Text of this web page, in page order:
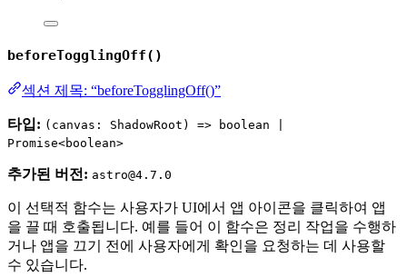
beforeTogglingOff()
섹션 제목: “beforeTogglingOff()”
타입: (canvas: ShadowRoot) => boolean |
Promise<boolean>
추가된 버전: astro@4.7.0
이 선택적 함수는 사용자가 UI에서 앱 아이콘을 클릭하여 앱
을 끌 때 호출됩니다. 예를 들어 이 함수은 정리 작업을 수행하
거나 앱을 끄기 전에 사용자에게 확인을 요청하는 데 사용할
수 있습니다.